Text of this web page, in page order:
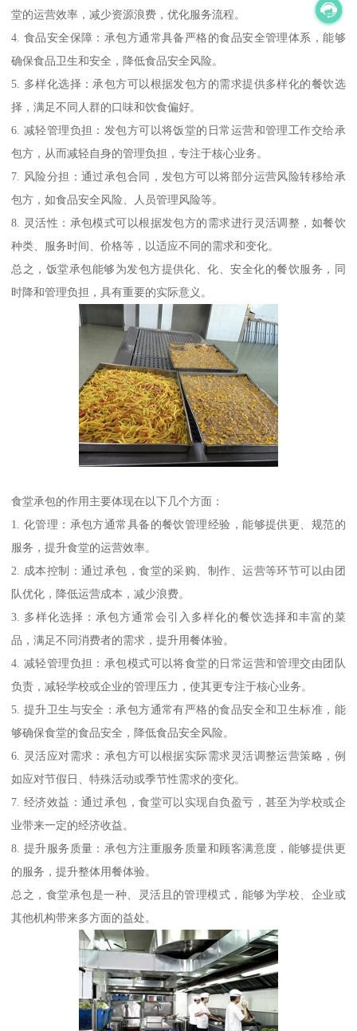
堂的运营效率，减少资源浪费，优化服务流程。
4. 食品安全保障：承包方通常具备严格的食品安全管理体系，能够
确保食品卫生和安全，降低食品安全风险。
5. 多样化选择：承包方可以根据发包方的需求提供多样化的餐饮选
择，满足不同人群的口味和饮食偏好。
6. 减轻管理负担：发包方可以将饭堂的日常运营和管理工作交给承
包方，从而减轻自身的管理负担，专注于核心业务。
7. 风险分担：通过承包合同，发包方可以将部分运营风险转移给承
包方，如食品安全风险、人员管理风险等。
8. 灵活性：承包模式可以根据发包方的需求进行灵活调整，如餐饮
种类、服务时间、价格等，以适应不同的需求和变化。
总之，饭堂承包能够为发包方提供化、化、安全化的餐饮服务，同
时降和管理负担，具有重要的实际意义。
食堂承包的作用主要体现在以下几个方面：
1. 化管理：承包方通常具备的餐饮管理经验，能够提供更、规范的
服务，提升食堂的运营效率。
2. 成本控制：通过承包，食堂的采购、制作、运营等环节可以由团
队优化，降低运营成本，减少浪费。
3. 多样化选择：承包方通常会引入多样化的餐饮选择和丰富的菜
品，满足不同消费者的需求，提升用餐体验。
4. 减轻管理负担：承包模式可以将食堂的日常运营和管理交由团队
负责，减轻学校或企业的管理压力，使其更专注于核心业务。
5. 提升卫生与安全：承包方通常有严格的食品安全和卫生标准，能
够确保食堂的食品安全，降低食品安全风险。
6. 灵活应对需求：承包方可以根据实际需求灵活调整运营策略，例
如应对节假日、特殊活动或季节性需求的变化。
7. 经济效益：通过承包，食堂可以实现自负盈亏，甚至为学校或企
业带来一定的经济收益。
8. 提升服务质量：承包方注重服务质量和顾客满意度，能够提供更
的服务，提升整体用餐体验。
总之，食堂承包是一种、灵活且的管理模式，能够为学校、企业或
其他机构带来多方面的益处。